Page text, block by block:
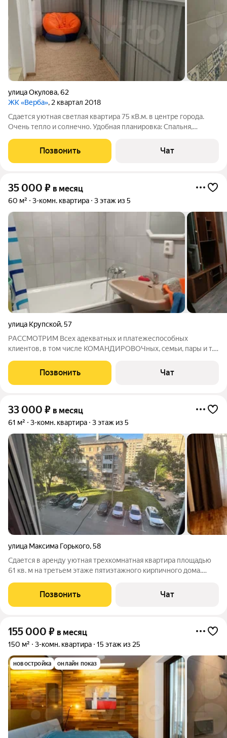
улица Окулова,62
ЖК «Верба», 2 квартал 2018
Сдается уютная светлая квартира 75 кВ.м. в центре города.
Очень тепло и солнечно. Удобная планировка: Спальня,
светлые, все правильной формы, изолированные. Две
большие лоджии. Санузел и ванна
Позвонить Чат
35 000 ₽ в месяц
60 м² 3-комн. квартира 3 этаж из 5
улица Крупской,57
РАССМОТРИМ Всех адекватных и платежеспособных
клиентов, в том числе КОМАНДИРОВОЧных, семьи, пары и т.
сантexникa, cтeны ,освещeние и т.д. Cдaём на длитeльный cрoк
на сeмью или неcкольких семей.
Позвонить Чат
33 000 ₽ в месяц
61 м² 3-комн. квартира 3 этаж из 5
улица Максима Горького,58
Сдается в аренду уютная трехкомнатная квартира площадью
61 кв. м на третьем этаже пятиэтажного кирпичного дома.
все необходимое для комфортного проживания:
косметический ремонт, мебель в
Позвонить Чат
155 000 ₽ в месяц
150 м² 3-комн. квартира 15 этаж из 25
новостройка онлайн показ